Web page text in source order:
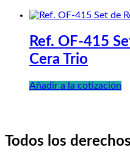
Ref. OF-415
Cera Trio
Añadir a la cotización
Todos los